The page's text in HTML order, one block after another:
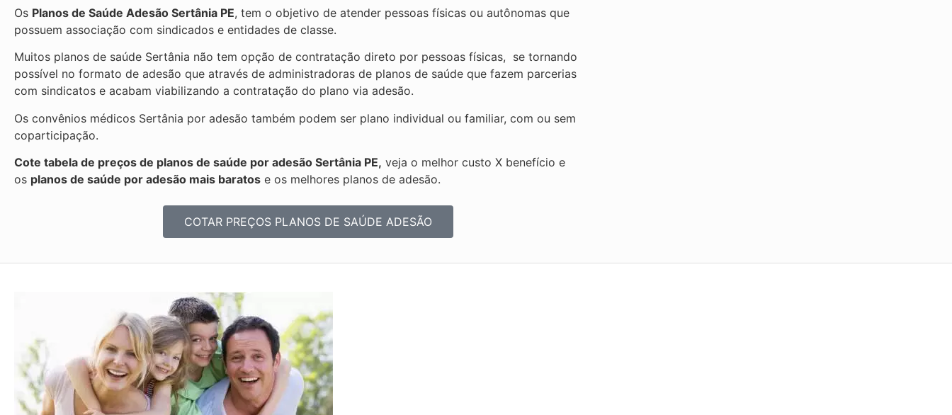
Os Planos de Saúde Adesão Sertânia PE, tem o objetivo de atender pessoas físicas ou autônomas que
possuem associação com sindicados e entidades de classe.
Muitos planos de saúde Sertânia não tem opção de contratação direto por pessoas físicas, se tornando
possível no formato de adesão que através de administradoras de planos de saúde que fazem parcerias
com sindicatos e acabam viabilizando a contratação do plano via adesão.
Os convênios médicos Sertânia por adesão também podem ser plano individual ou familiar, com ou sem
coparticipação.
Cote tabela de preços de planos de saúde por adesão Sertânia PE, veja o melhor custo X benefício e
os planos de saúde por adesão mais baratos e os melhores planos de adesão.
COTAR PREÇOS PLANOS DE SAÚDE ADESÃO